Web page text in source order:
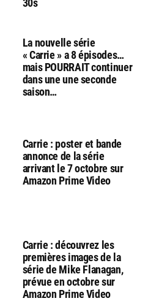
30s
La nouvelle série
« Carrie » a 8 épisodes…
mais POURRAIT continuer
dans une une seconde
saison…
Carrie : poster et bande
annonce de la série
arrivant le 7 octobre sur
Amazon Prime Video
Carrie : découvrez les
premières images de la
série de Mike Flanagan,
prévue en octobre sur
Amazon Prime Video